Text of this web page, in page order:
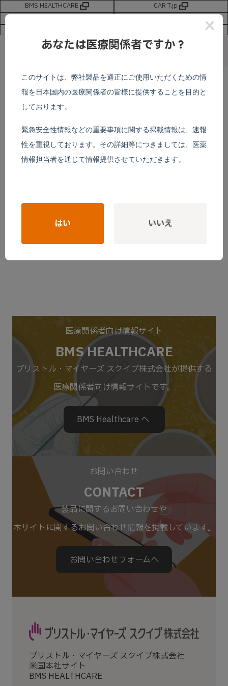
BMS HEALTHCARE
CAR T.jp
test
医療関係者向け情報サイト
BMS HEALTHCARE
ブリストル・マイヤーズ スクイブ株式会社が提供する
医療関係者向け情報サイトです。
BMS Healthcare へ
お問い合わせ
CONTACT
製品に関するお問い合わせや
本サイトに関するお問い合わせ情報を掲載しています。
お問い合わせフォームへ
ブリストル・マイヤーズ スクイブ株式会社
米国本社サイト
BMS HEALTHCARE
×
あなたは医療関係者ですか？
このサイトは、弊社製品を適正にご使用いただくための情
報を日本国内の医療関係者の皆様に提供することを目的と
しております。
緊急安全性情報などの重要事項に関する掲載情報は、速報
性を重視しております。その詳細等につきましては、医薬
情報担当者を通じて情報提供させていただきます。
はい いいえ